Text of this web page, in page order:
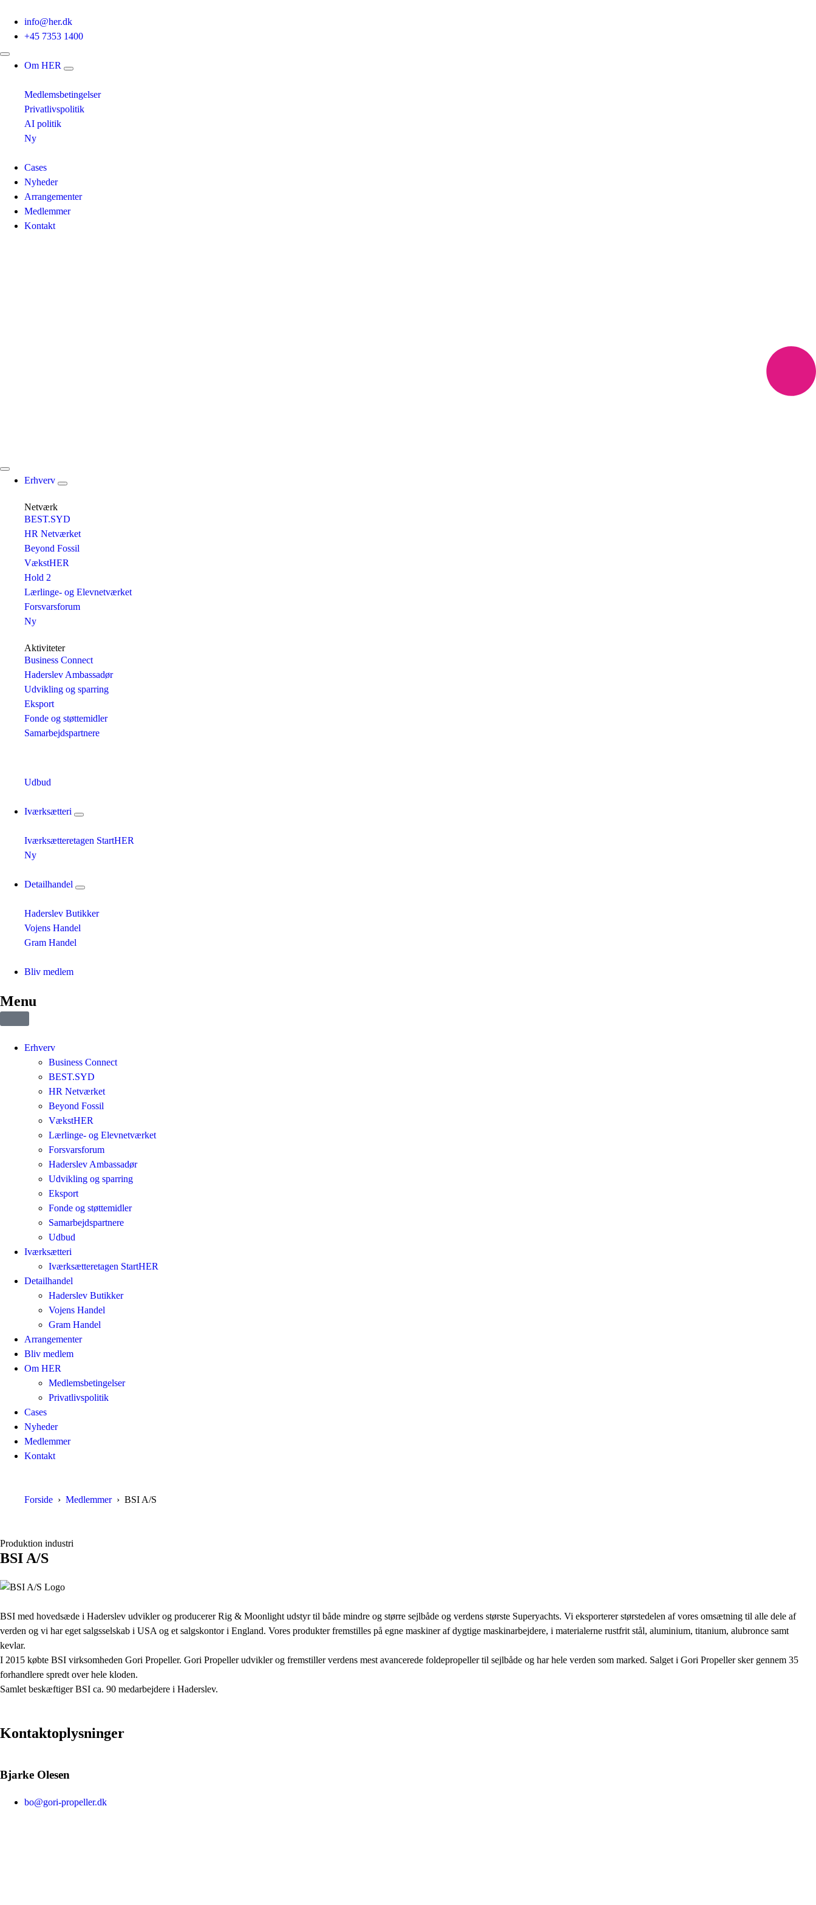
info@her.dk
+45 7353 1400
Om HER
Medlemsbetingelser
Privatlivspolitik
AI politik
Ny
Cases
Nyheder
Arrangementer
Medlemmer
Kontakt
Erhverv
Netværk
BEST.SYD
HR Netværket
Beyond Fossil
VækstHER
Hold 2
Lærlinge- og Elevnetværket
Forsvarsforum
Ny
Aktiviteter
Business Connect
Haderslev Ambassadør
Udvikling og sparring
Eksport
Fonde og støttemidler
Samarbejdspartnere
Udbud
Iværksætteri
Iværksætteretagen StartHER
Ny
Detailhandel
Haderslev Butikker
Vojens Handel
Gram Handel
Bliv medlem
Menu
Erhverv
Business Connect
BEST.SYD
HR Netværket
Beyond Fossil
VækstHER
Lærlinge- og Elevnetværket
Forsvarsforum
Haderslev Ambassadør
Udvikling og sparring
Eksport
Fonde og støttemidler
Samarbejdspartnere
Udbud
Iværksætteri
Iværksætteretagen StartHER
Detailhandel
Haderslev Butikker
Vojens Handel
Gram Handel
Arrangementer
Bliv medlem
Om HER
Medlemsbetingelser
Privatlivspolitik
Cases
Nyheder
Medlemmer
Kontakt
Forside Medlemmer BSI A/S
Produktion industri
BSI A/S
BSI med hovedsæde i Haderslev udvikler og producerer Rig & Moonlight udstyr til både mindre og større sejlbåde og verdens største Superyachts. Vi eksporterer størstedelen af vores omsætning til alle dele af
verden og vi har eget salgsselskab i USA og et salgskontor i England. Vores produkter fremstilles på egne maskiner af dygtige maskinarbejdere, i materialerne rustfrit stål, aluminium, titanium, alubronce samt
kevlar.
I 2015 købte BSI virksomheden Gori Propeller. Gori Propeller udvikler og fremstiller verdens mest avancerede foldepropeller til sejlbåde og har hele verden som marked. Salget i Gori Propeller sker gennem 35
forhandlere spredt over hele kloden.
Samlet beskæftiger BSI ca. 90 medarbejdere i Haderslev.
Kontaktoplysninger
Bjarke Olesen
bo@gori-propeller.dk